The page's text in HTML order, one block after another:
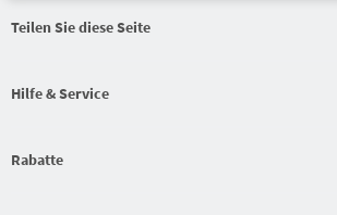
Teilen Sie diese Seite
Hilfe & Service
Rabatte